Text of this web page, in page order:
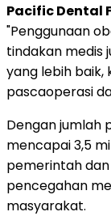
Pacific Dental
"Penggunaan
tindakan medis
yang lebih baik,
pascaoperasi
Dengan jumlah
mencapai 3,5
pemerintah
pencegahan
masyarakat.